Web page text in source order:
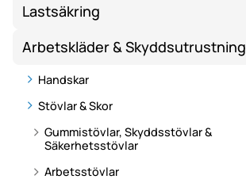
Lastsäkring
Arbetskläder & Skyddsutrustning
Handskar
Stövlar & Skor
Gummistövlar, Skyddsstövlar &
Säkerhetsstövlar
Arbetsstövlar